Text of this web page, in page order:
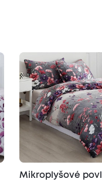
Mikroplyšové